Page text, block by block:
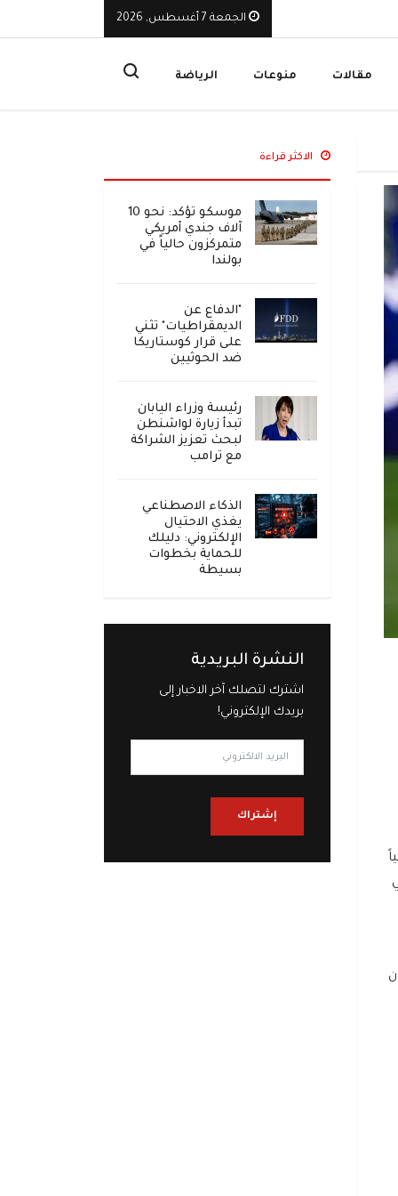
استراتيجية لحماية الملاحة من التهديدات
الجمعة 7 أغسطس, 2026
مقالات منوعات الرياضة
الاكثر قراءة
موسكو تؤكد: نحو 10
آلاف جندي أمريكي
متمركزون حالياً في
بولندا
"الدفاع عن
الديمقراطيات" تثني
على قرار كوستاريكا
ضد الحوثيين
رئيسة وزراء اليابان
تبدأ زيارة لواشنطن
لبحث تعزيز الشراكة
مع ترامب
الذكاء الاصطناعي
يغذي الاحتيال
الإلكتروني: دليلك
للحماية بخطوات
بسيطة
النشرة البريدية
اشترك لتصلك آخر الاخبار إلى
بريدك الإلكتروني!
إشتراك